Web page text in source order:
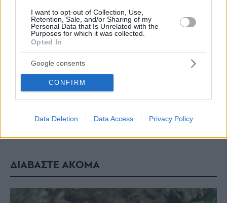
I want to opt-out of Collection, Use,
Retention, Sale, and/or Sharing of my
Personal Data that Is Unrelated with the
Purposes for which it was collected.
Opted In
Google consents
CONFIRM
Data Deletion Data Access Privacy Policy
ΔΙΑΒΑΣΤΕ ΑΚΟΜΑ